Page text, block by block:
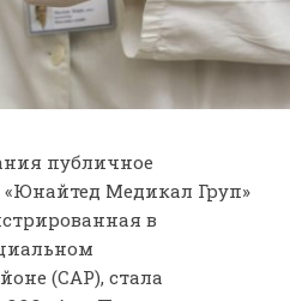
публичное
Медикал Груп»
в
(САР), стала